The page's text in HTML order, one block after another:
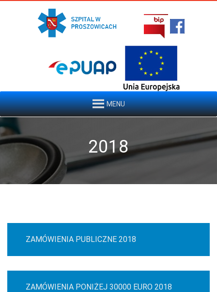
MENU
2018
ZAMÓWIENIA PUBLICZNE 2018
ZAMÓWIENIA PONIŻEJ 30000 EURO 2018